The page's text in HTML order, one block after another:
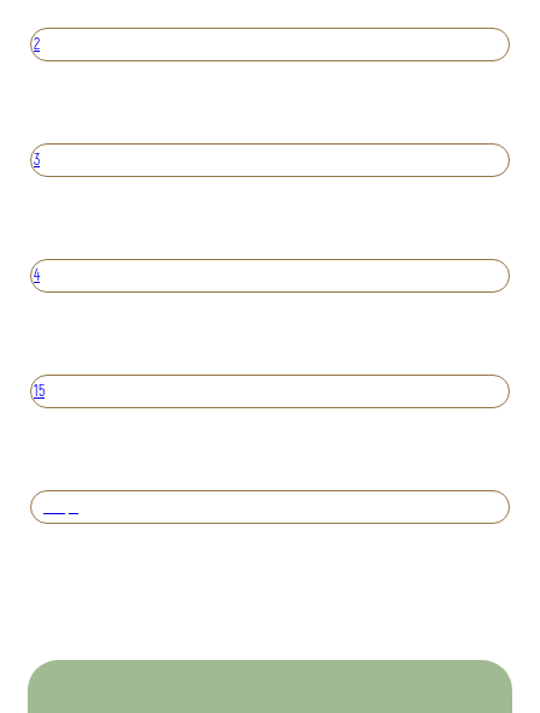
2
3
4
15